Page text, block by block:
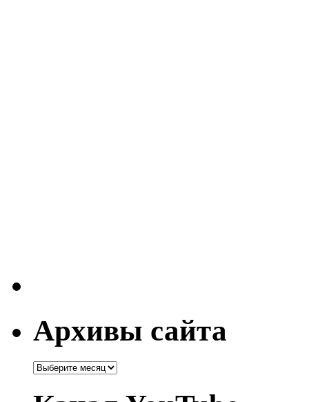
Архивы сайта